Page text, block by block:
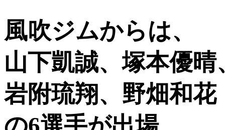
風吹ジムからは、
山下凱誠、塚本優
岩附琉翔、野畑和花